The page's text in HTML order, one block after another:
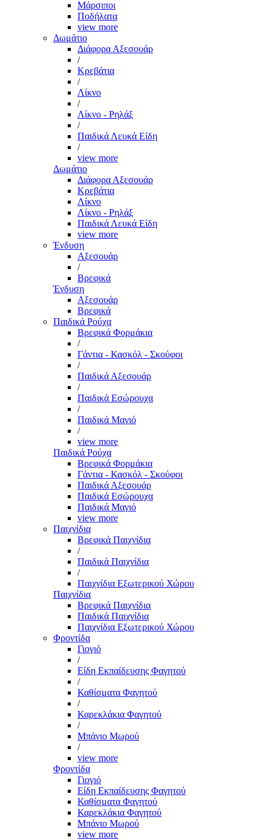
Μάρσιποι
Ποδήλατα
view more
Δωμάτιο
Διάφορα Αξεσουάρ
/
Κρεβάτια
/
Λίκνο
/
Λίκνο - Ρηλάξ
/
Παιδικά Λευκά Είδη
/
view more
Δωμάτιο
Διάφορα Αξεσουάρ
Κρεβάτια
Λίκνο
Λίκνο - Ρηλάξ
Παιδικά Λευκά Είδη
view more
Ένδυση
Αξεσουάρ
/
Βρεφικά
Ένδυση
Αξεσουάρ
Βρεφικά
Παιδικά Ρούχα
Βρεφικά Φορμάκια
/
Γάντια - Κασκόλ - Σκούφοι
/
Παιδικά Αξεσουάρ
/
Παιδικά Εσώρουχα
/
Παιδικά Μαγιό
/
view more
Παιδικά Ρούχα
Βρεφικά Φορμάκια
Γάντια - Κασκόλ - Σκούφοι
Παιδικά Αξεσουάρ
Παιδικά Εσώρουχα
Παιδικά Μαγιό
view more
Παιχνίδια
Βρεφικά Παιχνίδια
/
Παιδικά Παιχνίδια
/
Παιχνίδια Εξωτερικού Χώρου
Παιχνίδια
Βρεφικά Παιχνίδια
Παιδικά Παιχνίδια
Παιχνίδια Εξωτερικού Χώρου
Φροντίδα
Γιογιό
/
Είδη Εκπαίδευσης Φαγητού
/
Καθίσματα Φαγητού
/
Καρεκλάκια Φαγητού
/
Μπάνιο Μωρού
/
view more
Φροντίδα
Γιογιό
Είδη Εκπαίδευσης Φαγητού
Καθίσματα Φαγητού
Καρεκλάκια Φαγητού
Μπάνιο Μωρού
view more